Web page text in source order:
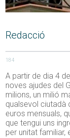
Redacció
184
A partir de dia 4
noves ajudes del
milions, un milió
qualsevol ciutadà
euros mensuals,
que tengui uns
per unitat familiar,